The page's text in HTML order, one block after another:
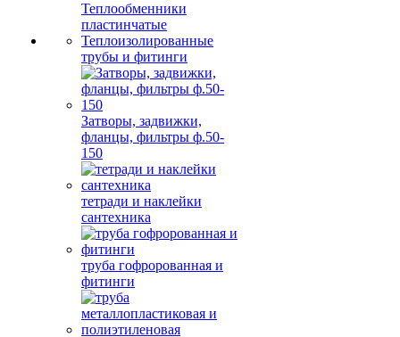
Теплообменники
пластинчатые
Теплоизолированные
трубы и фитинги
Затворы, задвижки,
фланцы, фильтры ф.50-
150
тетради и наклейки
сантехника
труба гофророванная и
фитинги